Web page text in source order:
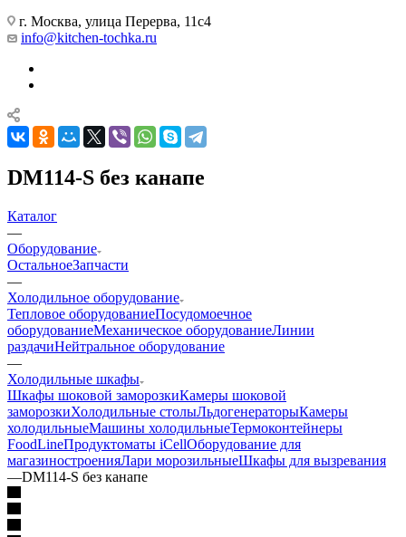
г. Москва, улица Перерва, 11с4
info@kitchen-tochka.ru
DM114-S без канапе
Каталог
—
Оборудование
ОстальноеЗапчасти
—
Холодильное оборудование
Тепловое оборудованиеПосудомоечное
оборудованиеМеханическое оборудованиеЛинии
раздачиНейтральное оборудование
—
Холодильные шкафы
Шкафы шоковой заморозкиКамеры шоковой
заморозкиХолодильные столыЛьдогенераторыКамеры
холодильныеМашины холодильныеТермоконтейнеры
FoodLineПродуктоматы iCellОборудование для
магазиностроенияЛари морозильныеШкафы для вызревания
—DM114-S без канапе